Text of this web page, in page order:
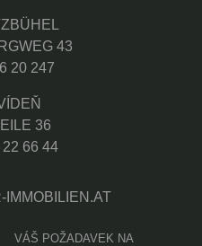
43
20 247
36
66 44
IMMOBILIEN.AT
VÁŠ POŽADAVEK NA